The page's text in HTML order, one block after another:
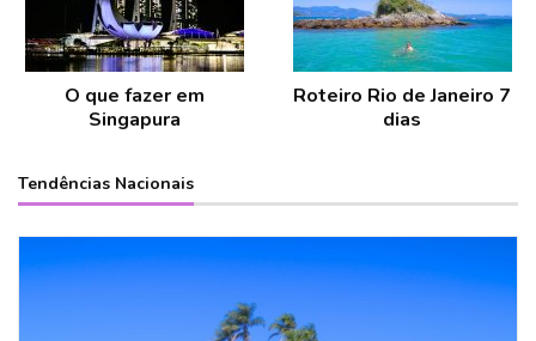
O que fazer em
Singapura
Roteiro Rio de Janeiro 7
dias
Tendências Nacionais